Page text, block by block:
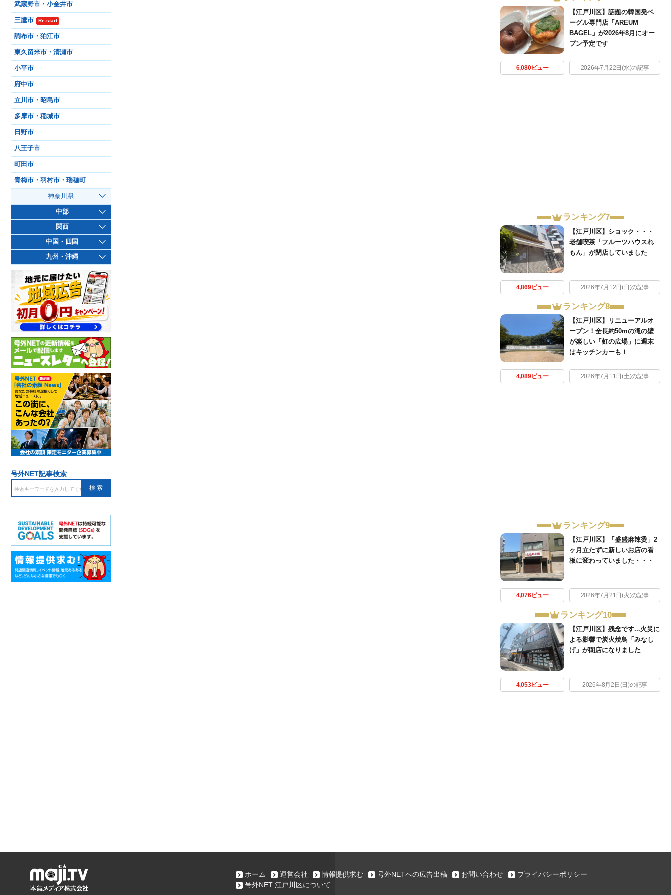
【江戸川区】話題の韓国発ベ
ーグル専門店「AREUM
BAGEL」が2026年8月にオー
プン予定です
6,080ビュー 2026年7月22日(水)の記事
ランキング7
【江戸川区】ショック・・・
老舗喫茶「フルーツハウスれ
もん」が閉店していました
4,869ビュー 2026年7月12日(日)の記事
ランキング8
【江戸川区】リニューアルオ
ープン！全長約50mの滝の壁
が楽しい「虹の広場」に週末
はキッチンカーも！
4,089ビュー 2026年7月11日(土)の記事
ランキング9
【江戸川区】「盛盛麻辣烫」2
ヶ月立たずに新しいお店の看
板に変わっていました・・・
4,076ビュー 2026年7月21日(火)の記事
ランキング10
【江戸川区】残念です...火災に
よる影響で炭火焼鳥「みなし
げ」が閉店になりました
4,053ビュー 2026年8月2日(日)の記事
武蔵野市・小金井市
三鷹市 Re-start
調布市・狛江市
東久留米市・清瀬市
小平市
府中市
立川市・昭島市
多摩市・稲城市
日野市
八王子市
町田市
青梅市・羽村市・瑞穂町
神奈川県
中部
関西
中国・四国
九州・沖縄
号外NET記事検索
ホーム 運営会社 情報提供求む 号外NETへの広告出稿 お問い合わせ
プライバシーポリシー
号外NET 江戸川区について